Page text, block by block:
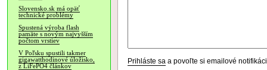
Slovensko.sk má opäť
technické problémy
Spustená výroba flash
pamäte s novým najvyšším
počtom vrstiev
V Poľsku spustili takmer
gigawatthodinové úložisko,
z LiFePO4 článkov
Prihláste sa a povoľte si emailové